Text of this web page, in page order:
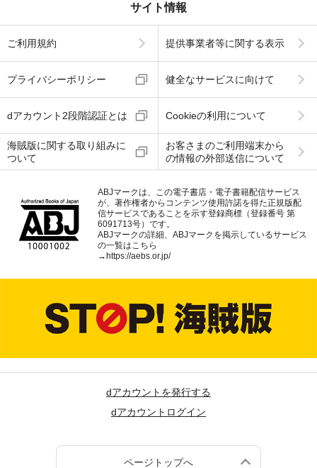
サイト情報
ご利用規約 提供事業者等に関する表示
プライバシーポリシー 健全なサービスに向けて
dアカウント2段階認証とは Cookieの利用について
海賊版に関する取り組みに
ついて
お客さまのご利用端末から
の情報の外部送信について
ABJマークは、この電子書店・電子書籍配信サービス
が、著作権者からコンテンツ使用許諾を得た正規版配
信サービスであることを示す登録商標（登録番号 第
6091713号）です。
ABJマークの詳細、ABJマークを掲示しているサービス
の一覧はこちら
→ https://aebs.or.jp/
dアカウントを発行する
dアカウントログイン
ページトップへ